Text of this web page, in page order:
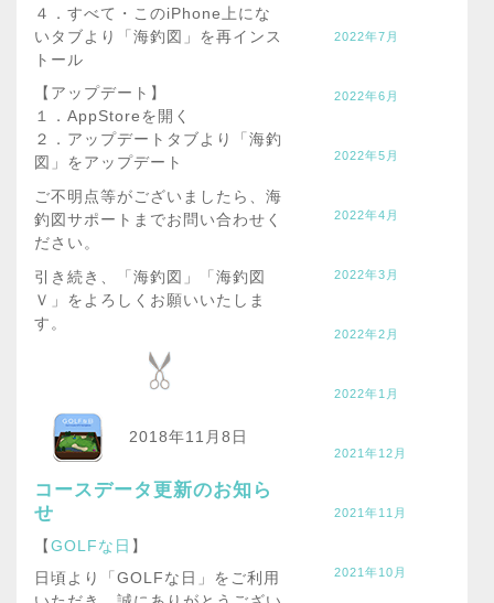
４．すべて・このiPhone上にな
いタブより「海釣図」を再インス
トール
【アップデート】
１．AppStoreを開く
２．アップデートタブより「海釣
図」をアップデート
ご不明点等がございましたら、海
釣図サポートまでお問い合わせく
ださい。
引き続き、「海釣図」「海釣図
Ｖ」をよろしくお願いいたしま
す。
2018年11月8日
コースデータ更新のお知ら
せ
【GOLFな日 】
日頃より「GOLFな日」をご利用
2022年7月
2022年6月
2022年5月
2022年4月
2022年3月
2022年2月
2022年1月
2021年12月
2021年11月
2021年10月